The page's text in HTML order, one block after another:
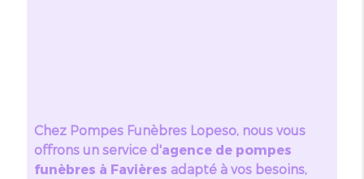
Chez Pompes Funèbres Lopeso, nous vous
offrons un service d'agence de pompes
funèbres à Favières adapté à vos besoins,